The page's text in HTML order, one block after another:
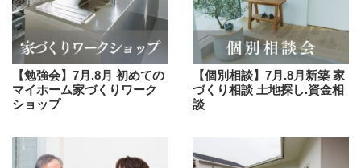
【勉強会】7月.8月 初めての
マイホーム家づくりワーク
ショップ
【個別相談】7月.8月新築 家
づくり相談 土地探し.資金相
談